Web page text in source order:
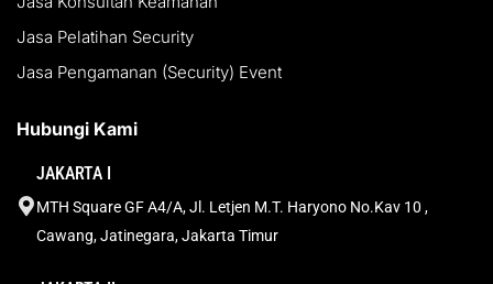
Jasa Pelatihan Security
Jasa Pengamanan (Security) Event
Hubungi Kami
JAKARTA I
MTH Square GF A4/A, Jl. Letjen M.T. Haryono No.Kav 10 ,
Cawang, Jatinegara, Jakarta Timur